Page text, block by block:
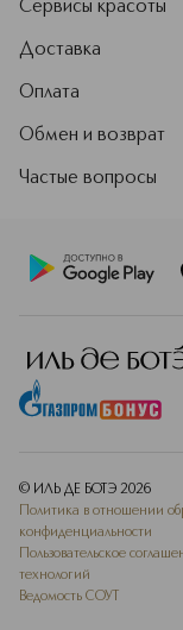
Сервисы красоты
Доставка
Оплата
Обмен и возврат
Частые вопросы
© ИЛЬ ДЕ БОТЭ 2026
Политика в отношении
конфиденциальности
Пользовательское
технологий
Ведомость СОУТ